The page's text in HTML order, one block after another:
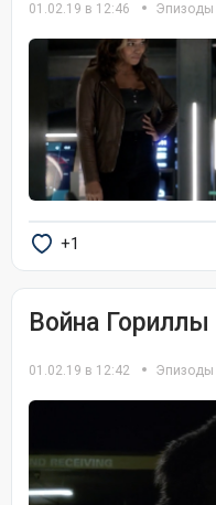
01.02.19 в 12:46 Эпизоды
+1
Война Гориллы
01.02.19 в 12:42 Эпизоды